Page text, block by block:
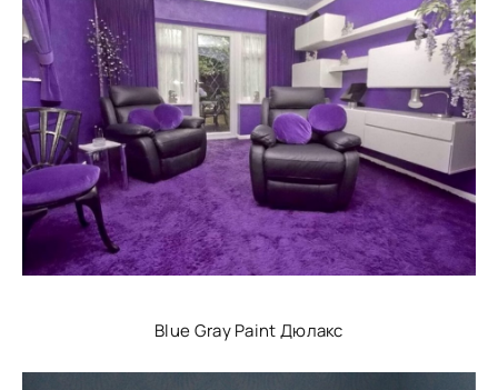
Blue Gray Paint Дюлакс